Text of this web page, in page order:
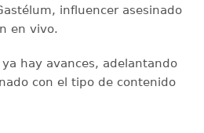
influencer asesinado
en vivo.
hay avances, adelantando
con el tipo de contenido